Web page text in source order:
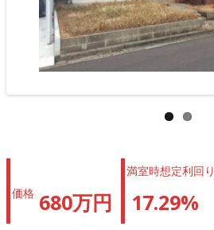
価格 680万円
満室時想定利回り
17.29%